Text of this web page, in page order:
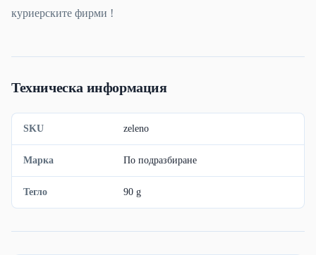
куриерските фирми !
Техническа информация
SKU zeleno
Марка По подразбиране
Тегло 90 g